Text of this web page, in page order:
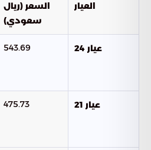
العيار
السعر (ريال
سعودي)
عيار 24 543.69
عيار 21 475.73